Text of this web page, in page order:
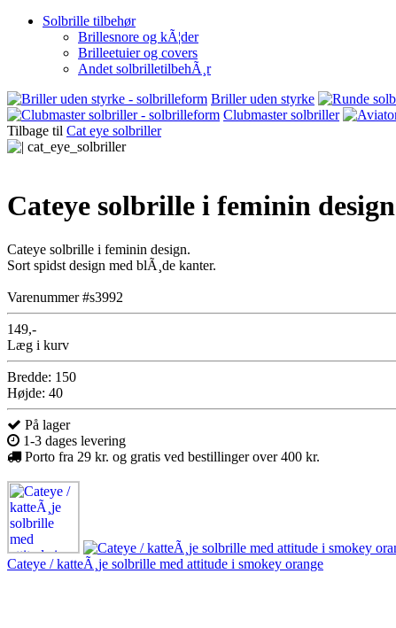
Solbrille tilbehør
Brillesnore og kÃ¦der
Brilleetuier og covers
Andet solbrilletilbehÃ¸r
Briller uden styrke
Clubmaster solbriller
Tilbage til Cat eye solbriller
Cateye solbrille i feminin design
Cateye solbrille i feminin design.
Sort spidst design med blÃ¸de kanter.
Varenummer #s3992
149,-
Læg i kurv
Bredde: 150
Højde: 40
På lager
1-3 dages levering
Porto fra 29 kr. og gratis ved bestillinger over 400 kr.
Cateye / katteÃ¸je solbrille med attitude i smokey orange